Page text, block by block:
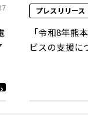
プレスリリース
「令和8年熊
ビスの支援に